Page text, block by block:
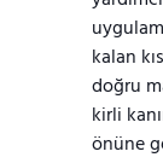
kalan
doğru
kirli
önüne